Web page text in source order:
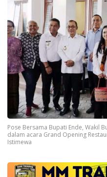
Pose Bersama Bupati Ende, Wakil
dalam acara Grand Opening
Istimewa